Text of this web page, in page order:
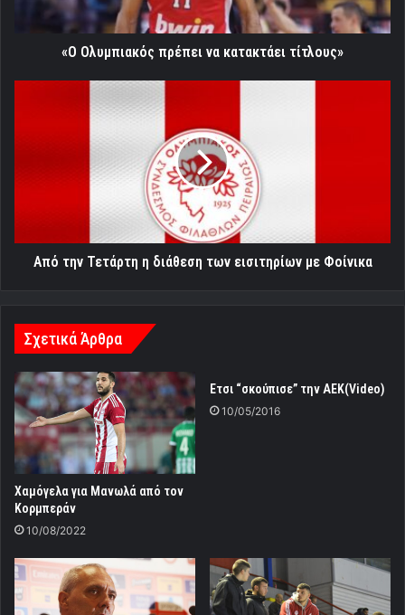
«Ο Ολυμπιακός πρέπει να κατακτάει τίτλους»
Φοίνικα
Από την Τετάρτη η διάθεση των εισιτηρίων με Φοίνικα
Σχετικά Άρθρα
Χαμόγελα για Μανωλά από τον
Κορμπεράν
10/08/2022
Ετσι “σκούπισε” την ΑΕΚ(Video)
10/05/2016